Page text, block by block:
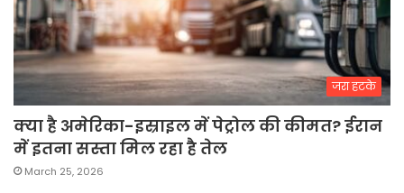
जरा हटके
क्या है अमेरिका-इस्राइल में पेट्रोल की कीमत? ईरान
में इतना सस्ता मिल रहा है तेल
March 25, 2026